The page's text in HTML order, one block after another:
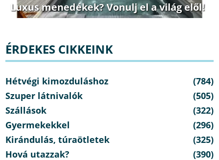
Luxus menedékek? Vonulj el a világ elől!
ÉRDEKES CIKKEINK
Hétvégi kimozduláshoz
(784)
Szuper látnivalók
(505)
Szállások
(322)
Gyermekekkel
(296)
Kirándulás, túraötletek
(325)
Hová utazzak?
(390)